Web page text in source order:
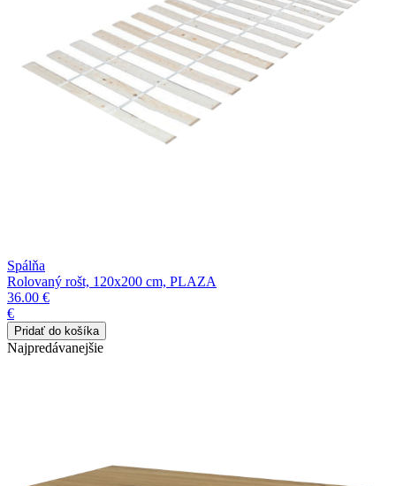
Spálňa
Rolovaný rošt, 120x200 cm, PLAZA
36.00 €
€
Najpredávanejšie